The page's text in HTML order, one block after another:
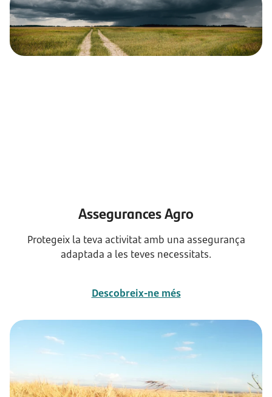
Assegurances Agro
Protegeix la teva activitat amb una assegurança
adaptada a les teves necessitats.
Descobreix-ne més